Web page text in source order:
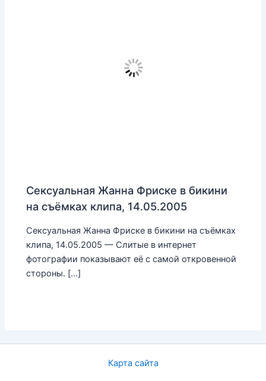
Сексуальная Жанна Фриске в бикини
на съёмках клипа, 14.05.2005
Сексуальная Жанна Фриске в бикини на съёмках
клипа, 14.05.2005 — Слитые в интернет
фотографии показывают её с самой откровенной
стороны. […]
Карта сайта